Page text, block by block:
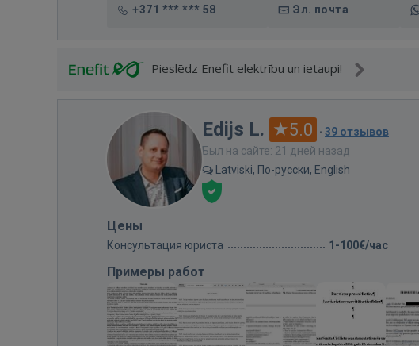
+371 *** *** 58 Эл. почта
Pieslēdz Enefit elektrību un ietaupi!
Edijs L. 5.0 · 39 отзывов
Был на сайте: 21 дней назад
Latviski, По-русски, English
Цены
Консультация юриста 1-100€/час
Примеры работ